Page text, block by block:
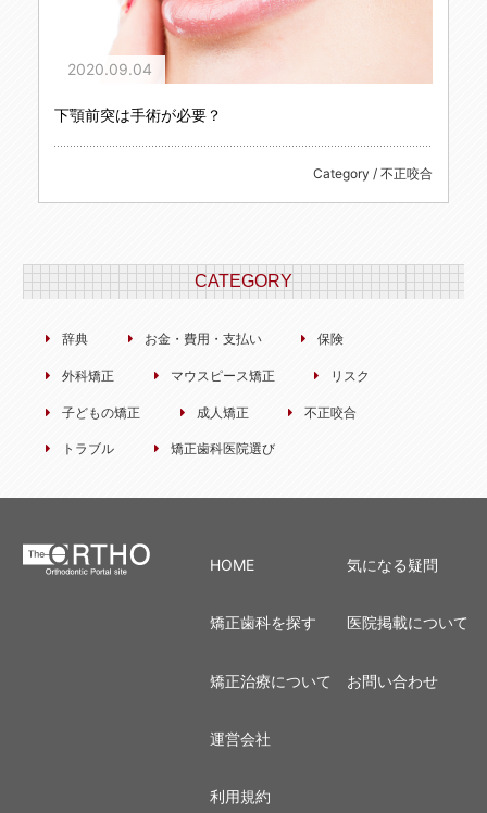
2020.09.04
下顎前突は手術が必要？
Category / 不正咬合
CATEGORY
辞典 お金・費用・支払い 保険
外科矯正 マウスピース矯正 リスク
子どもの矯正 成人矯正 不正咬合
トラブル 矯正歯科医院選び
HOME
矯正歯科を探す
矯正治療について
気になる疑問
医院掲載について
お問い合わせ
運営会社
利用規約